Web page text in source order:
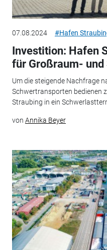
07.08.2024 #Hafen
Investition: Hafen
für Großraum-
Um die steigende Nachfrage
Schwertransporten bedienen
Straubing in ein
von Annika Beyer